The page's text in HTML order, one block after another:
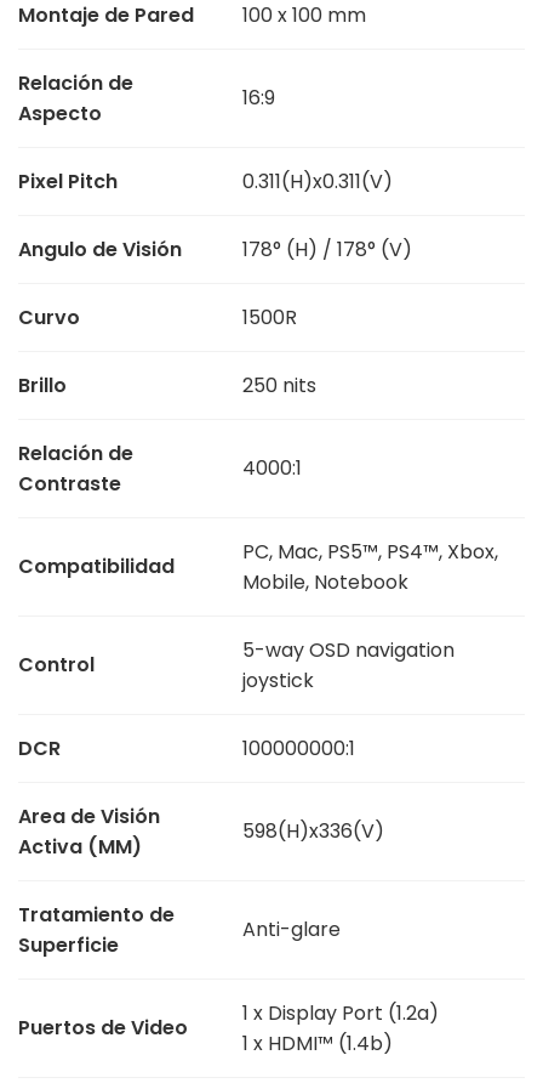
Montaje de Pared 100 x 100 mm
Relación de
Aspecto
16:9
Pixel Pitch 0.311(H)x0.311(V)
Angulo de Visión 178° (H) / 178° (V)
Curvo 1500R
Brillo 250 nits
Relación de
Contraste
4000:1
Compatibilidad
PC, Mac, PS5™, PS4™, Xbox,
Mobile, Notebook
Control
5-way OSD navigation
joystick
DCR 100000000:1
Area de Visión
Activa (MM)
598(H)x336(V)
Tratamiento de
Superficie
Anti-glare
Puertos de Video
1 x Display Port (1.2a)
1 x HDMI™ (1.4b)